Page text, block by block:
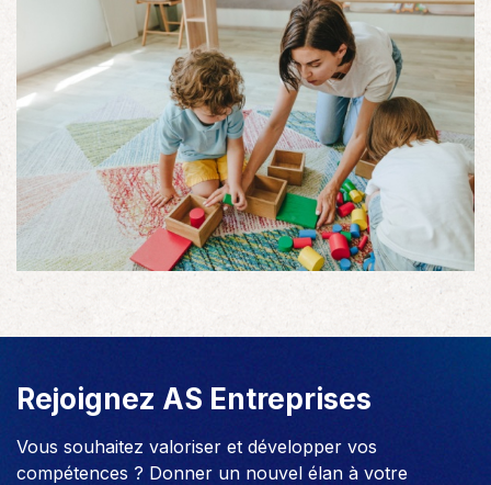
Rejoignez AS Entreprises
Vous souhaitez valoriser et développer vos
compétences ? Donner un nouvel élan à votre